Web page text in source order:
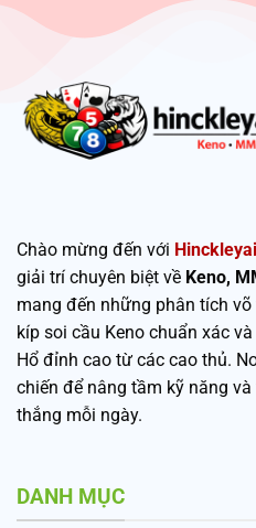
Chào mừng đến với
giải trí chuyên biệt về Keno,
mang đến những phân tích
kíp soi cầu Keno chuẩn xác
Hổ đỉnh cao từ các cao thủ.
chiến để nâng tầm kỹ năng
thắng mỗi ngày.
DANH MỤC